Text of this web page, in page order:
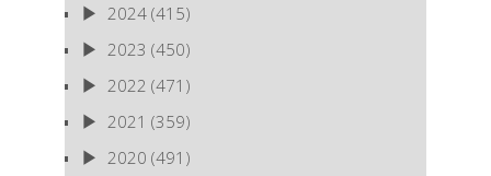
2024 (415)
2023 (450)
2022 (471)
2021 (359)
2020 (491)